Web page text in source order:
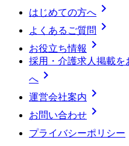
はじめての方へ 
よくあるご質問 
お役立ち情報 
採用・介護求人掲載を
へ 
運営会社案内 
お問い合わせ 
プライバシーポリシー